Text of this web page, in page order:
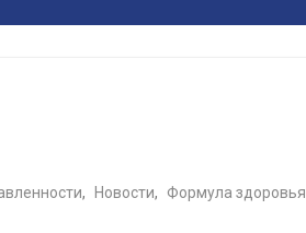
, Новости, Формула здоровья